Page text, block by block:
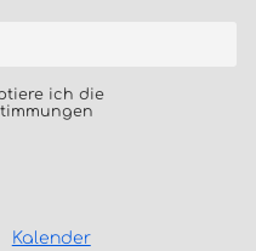
ich die
Kalender